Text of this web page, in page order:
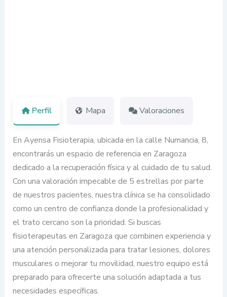
Perfil Mapa Valoraciones
En Ayensa Fisioterapia, ubicada en la calle Numancia, 8,
encontrarás un espacio de referencia en Zaragoza
dedicado a la recuperación física y al cuidado de tu salud.
Con una valoración impecable de 5 estrellas por parte
de nuestros pacientes, nuestra clínica se ha consolidado
como un centro de confianza donde la profesionalidad y
el trato cercano son la prioridad. Si buscas
fisioterapeutas en Zaragoza que combinen experiencia y
una atención personalizada para tratar lesiones, dolores
musculares o mejorar tu movilidad, nuestro equipo está
preparado para ofrecerte una solución adaptada a tus
necesidades específicas.